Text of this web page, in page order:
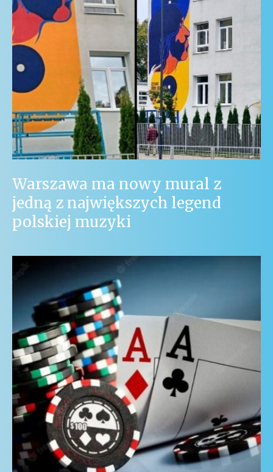
Warszawa ma nowy mural z
jedną z największych legend
polskiej muzyki